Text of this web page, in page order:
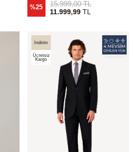
%25 15.999,00TL
11.999,99TL
İndirim
Ücretsiz
Kargo